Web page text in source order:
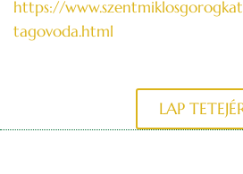
https://
tagovoda.html
LAP